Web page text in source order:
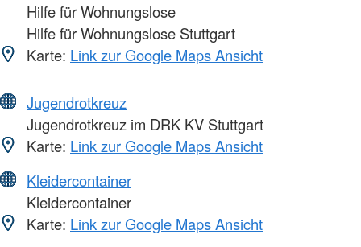
Hilfe für Wohnungslose
Hilfe für Wohnungslose Stuttgart
Karte: Link zur Google Maps Ansicht
Jugendrotkreuz
Jugendrotkreuz im DRK KV Stuttgart
Karte: Link zur Google Maps Ansicht
Kleidercontainer
Kleidercontainer
Karte: Link zur Google Maps Ansicht